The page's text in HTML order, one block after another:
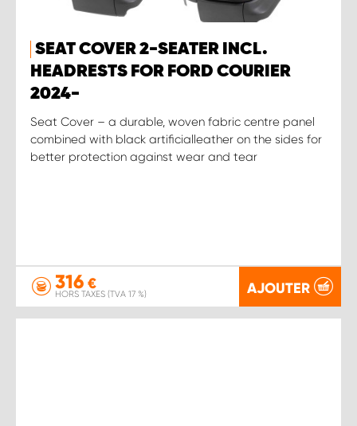
SEAT COVER 2-SEATER INCL.
HEADRESTS FOR FORD COURIER
2024-
Seat Cover – a durable, woven fabric centre panel
combined with black artificialleather on the sides for
better protection against wear and tear
316 €
HORS TAXES (TVA 17 %) AJOUTER